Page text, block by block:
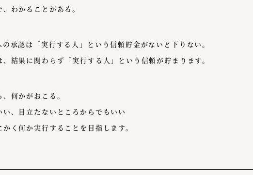
わかることがある。
承認は「実行する人」という信頼貯金がないと下りない。
結果に関わらず「実行する人」という信頼が貯まります。
何かがおこる。
い、目立たないところからでもいい
く何か実行することを目指します。